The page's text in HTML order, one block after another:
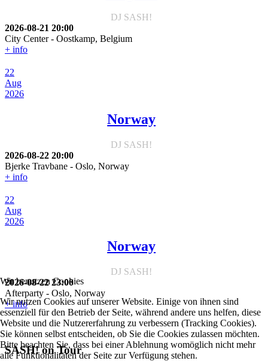
DJ SASH!
2026-08-21 20:00
City Center- Oostkamp, Belgium
+ info
22
Aug
2026
Norway
DJ SASH!
2026-08-22 20:00
Bjerke Travbane - Oslo, Norway
+ info
22
Aug
2026
Norway
DJ SASH!
2026-08-22 23:00
Afterparty - Oslo, Norway
+ info
SASH! on Tour
Wir benutzen Cookies
Wir nutzen Cookies auf unserer Website. Einige von ihnen sind
essenziell für den Betrieb der Seite, während andere uns helfen, diese
Website und die Nutzererfahrung zu verbessern (Tracking Cookies).
Sie können selbst entscheiden, ob Sie die Cookies zulassen möchten.
Bitte beachten Sie, dass bei einer Ablehnung womöglich nicht mehr
alle Funktionalitäten der Seite zur Verfügung stehen.